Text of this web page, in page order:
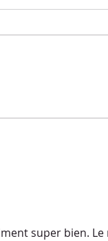
super bien.